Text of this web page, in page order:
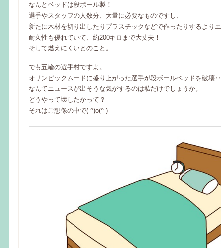
なんとベッドは段ボール製！
選手やスタッフの人数分、大量に必要なものですし、
新たに木材を切り出したりプラスチックなどで作ったりするより
耐久性も優れていて、約200キロまで大丈夫！
そして燃えにくいとのこと。
でも五輪の選手村ですよ。
オリンピックムードに盛り上がった選手が段ボールベッドを破壊
なんてニュースが出そうな気がするのは私だけでしょうか。
どうやって壊したかって？
それはご想像の中で( ^)o(^ )